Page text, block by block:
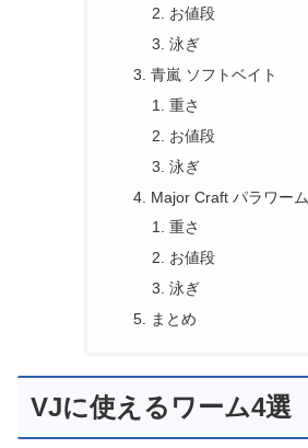
お値段
泳ぎ
青嵐 ソフトベイト
重さ
お値段
泳ぎ
Major Craft パラワーム
重さ
お値段
泳ぎ
まとめ
VJに使えるワーム4選